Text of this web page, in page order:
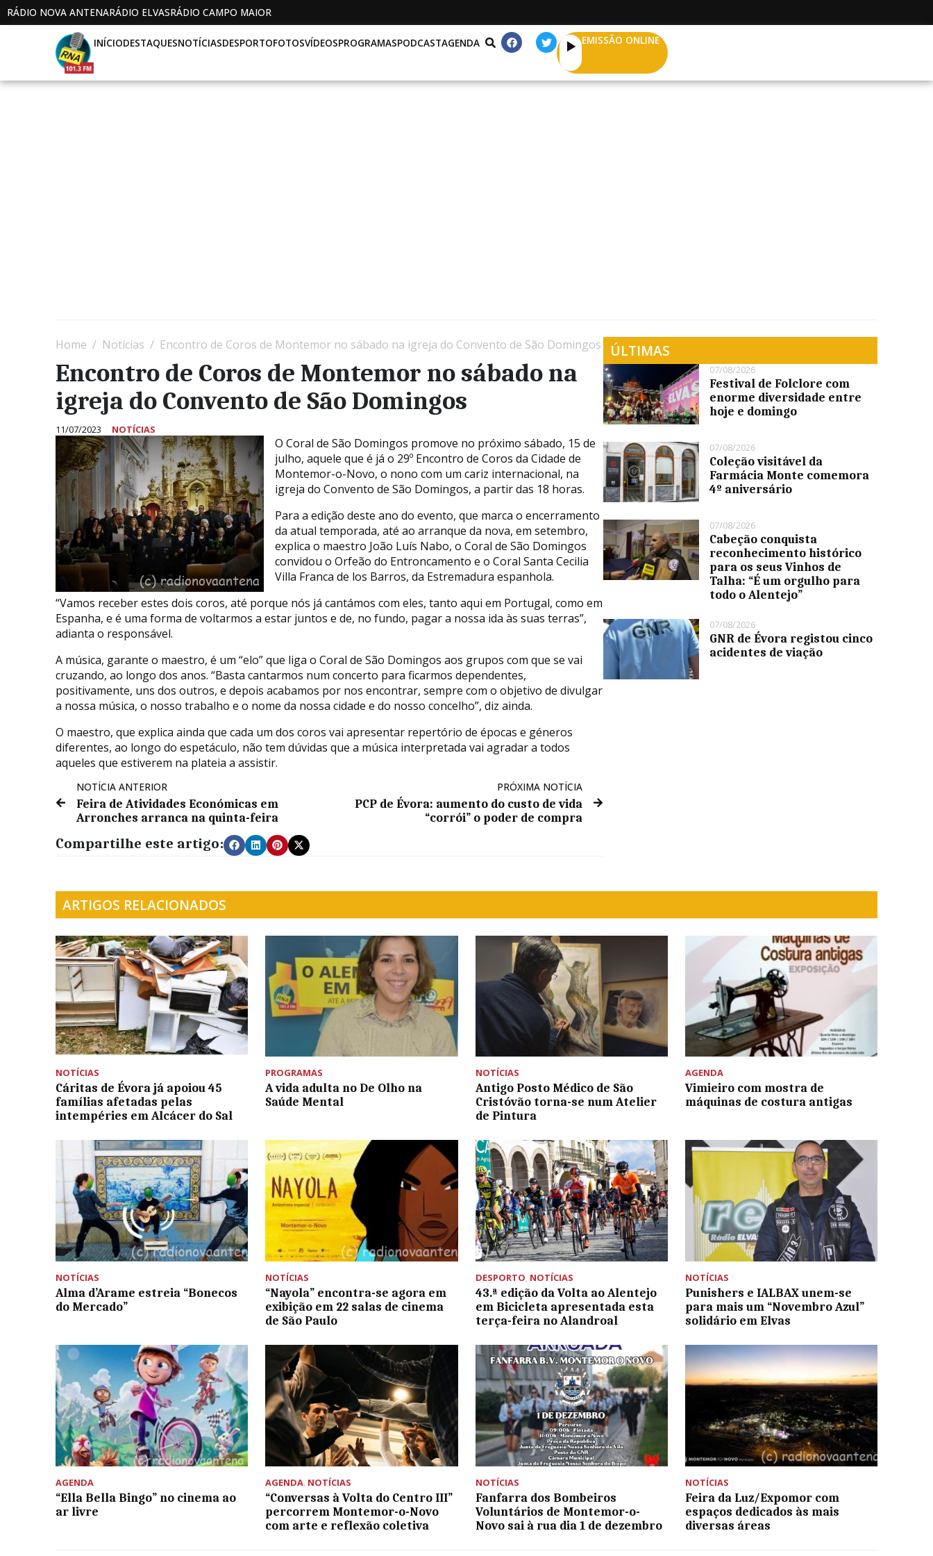
RÁDIO NOVA ANTENARÁDIO ELVASRÁDIO CAMPO MAIOR
INÍCIODESTAQUESNOTÍCIASDESPORTOFOTOSVÍDEOSPROGRAMASPODCASTAGENDA EMISSÃO ONLINE
Home Notícias Encontro de Coros de Montemor no sábado na igreja do Convento de São Domingos
Encontro de Coros de Montemor no sábado na
igreja do Convento de São Domingos
11/07/2023 NOTÍCIAS
O Coral de São Domingos promove no próximo sábado, 15 de
julho, aquele que é já o 29º Encontro de Coros da Cidade de
Montemor-o-Novo, o nono com um cariz internacional, na
igreja do Convento de São Domingos, a partir das 18 horas.
Para a edição deste ano do evento, que marca o encerramento
da atual temporada, até ao arranque da nova, em setembro,
explica o maestro João Luís Nabo, o Coral de São Domingos
convidou o Orfeão do Entroncamento e o Coral Santa Cecilia
Villa Franca de los Barros, da Estremadura espanhola.
“Vamos receber estes dois coros, até porque nós já cantámos com eles, tanto aqui em Portugal, como em
Espanha, e é uma forma de voltarmos a estar juntos e de, no fundo, pagar a nossa ida às suas terras”,
adianta o responsável.
A música, garante o maestro, é um “elo” que liga o Coral de São Domingos aos grupos com que se vai
cruzando, ao longo dos anos. “Basta cantarmos num concerto para ficarmos dependentes,
positivamente, uns dos outros, e depois acabamos por nos encontrar, sempre com o objetivo de divulgar
a nossa música, o nosso trabalho e o nome da nossa cidade e do nosso concelho”, diz ainda.
O maestro, que explica ainda que cada um dos coros vai apresentar repertório de épocas e géneros
diferentes, ao longo do espetáculo, não tem dúvidas que a música interpretada vai agradar a todos
aqueles que estiverem na plateia a assistir.
NOTÍCIA ANTERIOR
Feira de Atividades Económicas em
Arronches arranca na quinta-feira
PRÓXIMA NOTÍCIA
PCP de Évora: aumento do custo de vida
“corrói” o poder de compra
Compartilhe este artigo:
ÚLTIMAS
07/08/2026
Festival de Folclore com
enorme diversidade entre
hoje e domingo
07/08/2026
Coleção visitável da
Farmácia Monte comemora
4º aniversário
07/08/2026
Cabeção conquista
reconhecimento histórico
para os seus Vinhos de
Talha: “É um orgulho para
todo o Alentejo”
07/08/2026
GNR de Évora registou cinco
acidentes de viação
ARTIGOS RELACIONADOS
NOTÍCIAS
Cáritas de Évora já apoiou 45
famílias afetadas pelas
intempéries em Alcácer do Sal
PROGRAMAS
A vida adulta no De Olho na
Saúde Mental
NOTÍCIAS
Antigo Posto Médico de São
Cristóvão torna-se num Atelier
de Pintura
AGENDA
Vimieiro com mostra de
máquinas de costura antigas
NOTÍCIAS
Alma d’Arame estreia “Bonecos
do Mercado”
NOTÍCIAS
“Nayola” encontra-se agora em
exibição em 22 salas de cinema
de São Paulo
DESPORTO, NOTÍCIAS
43.ª edição da Volta ao Alentejo
em Bicicleta apresentada esta
terça-feira no Alandroal
NOTÍCIAS
Punishers e IALBAX unem-se
para mais um “Novembro Azul”
solidário em Elvas
AGENDA
“Ella Bella Bingo” no cinema ao
ar livre
AGENDA, NOTÍCIAS
“Conversas à Volta do Centro III”
percorrem Montemor-o-Novo
com arte e reflexão coletiva
NOTÍCIAS
Fanfarra dos Bombeiros
Voluntários de Montemor-o-
Novo sai à rua dia 1 de dezembro
NOTÍCIAS
Feira da Luz/Expomor com
espaços dedicados às mais
diversas áreas